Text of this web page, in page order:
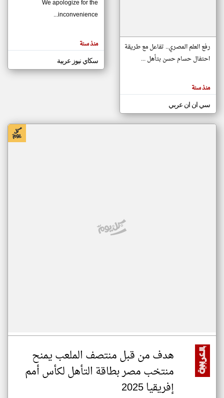
مصادر الأخبار من موريتانيا
اخبار موريتانيا على مدار الساعة
أهم اخبار موريتانيا العاجلة والمباشرة
المقالات
الموجوده
هنا عن
رفع العلم المصري.. تفاعل مع طريقة
احتفال حسام حسن بتأهل ...
منذ سنة
سي ان ان عربي
We apologize for the
inconvenience...
منذ سنة
سكاي نيوز عربية
هدف من قبل منتصف الملعب يمنح
منتخب مصر بطاقة التأهل لكأس أمم
إفريقيا 2025
klyoum.com